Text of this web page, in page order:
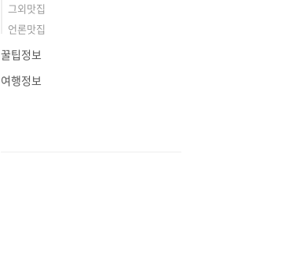
그외맛집
언론맛집
꿀팁정보
여행정보